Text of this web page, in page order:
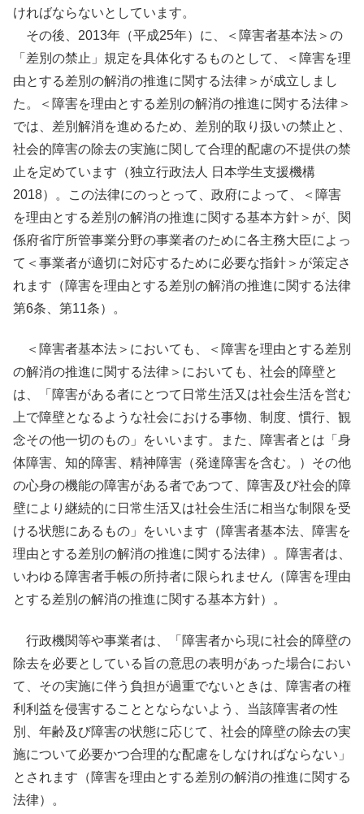
ければならないとしています。
その後、2013年（平成25年）に、＜障害者基本法＞の
「差別の禁止」規定を具体化するものとして、＜障害を理
由とする差別の解消の推進に関する法律＞が成立しまし
た。＜障害を理由とする差別の解消の推進に関する法律＞
では、差別解消を進めるため、差別的取り扱いの禁止と、
社会的障害の除去の実施に関して合理的配慮の不提供の禁
止を定めています（独立行政法人 日本学生支援機構
2018）。この法律にのっとって、政府によって、＜障害
を理由とする差別の解消の推進に関する基本方針＞が、関
係府省庁所管事業分野の事業者のために各主務大臣によっ
て＜事業者が適切に対応するために必要な指針＞が策定さ
れます（障害を理由とする差別の解消の推進に関する法律
第6条、第11条）。
＜障害者基本法＞においても、＜障害を理由とする差別
の解消の推進に関する法律＞においても、社会的障壁と
は、「障害がある者にとつて日常生活又は社会生活を営む
上で障壁となるような社会における事物、制度、慣行、観
念その他一切のもの」をいいます。また、障害者とは「身
体障害、知的障害、精神障害（発達障害を含む。）その他
の心身の機能の障害がある者であつて、障害及び社会的障
壁により継続的に日常生活又は社会生活に相当な制限を受
ける状態にあるもの」をいいます（障害者基本法、障害を
理由とする差別の解消の推進に関する法律）。障害者は、
いわゆる障害者手帳の所持者に限られません（障害を理由
とする差別の解消の推進に関する基本方針）。
行政機関等や事業者は、「障害者から現に社会的障壁の
除去を必要としている旨の意思の表明があった場合におい
て、その実施に伴う負担が過重でないときは、障害者の権
利利益を侵害することとならないよう、当該障害者の性
別、年齢及び障害の状態に応じて、社会的障壁の除去の実
施について必要かつ合理的な配慮をしなければならない」
とされます（障害を理由とする差別の解消の推進に関する
法律）。